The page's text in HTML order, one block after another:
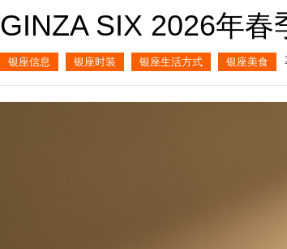
GINZA SIX 2026年春
银座信息 银座时装 银座生活方式 银座美食